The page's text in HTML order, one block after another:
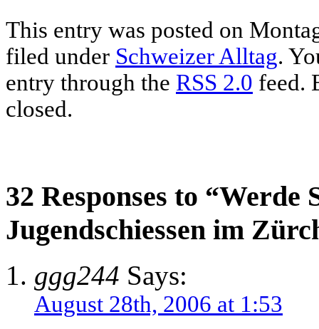
This entry was posted on
filed under Schweizer Alltag.
entry through the RSS 2.0 feed.
closed.
32 Responses to
Jugendschiessen im
ggg244 Says:
August 28th, 2006 at 1:53